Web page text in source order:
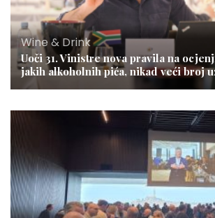
Wine & Drink
Uoči 31. Vinistre nova pravila na
jakih alkoholnih pića, nikad veći broj